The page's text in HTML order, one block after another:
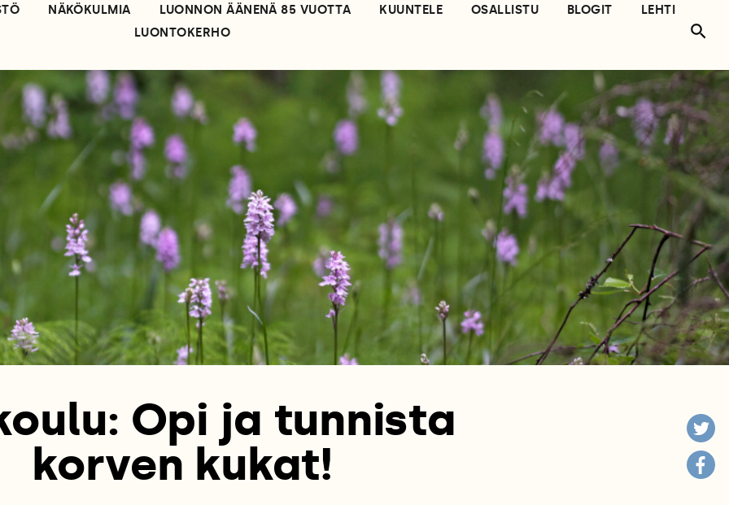
NÄKÖKULMIA LUONNON ÄÄNENÄ 85 VUOTTA KUUNTELE OSALLISTU BLOGIT
LEHTI
LUONTOKERHO
Opi ja tunnista
korven kukat!